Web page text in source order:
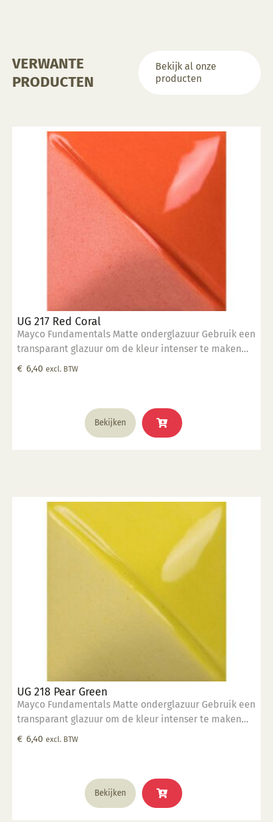
VERWANTE
PRODUCTEN
Bekijk al onze
producten
UG 217 Red Coral
Mayco Fundamentals Matte onderglazuur Gebruik een
transparant glazuur om de kleur intenser te maken
Geschikt voor gebruiksgoed mits er een transparant
€ 6,40 excl. BTW
Bekijken
UG 218 Pear Green
Mayco Fundamentals Matte onderglazuur Gebruik een
transparant glazuur om de kleur intenser te maken
Geschikt voor gebruiksgoed mits er een transparant
€ 6,40 excl. BTW
Bekijken